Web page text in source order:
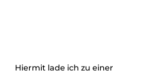
Hiermit lade ich zu einer